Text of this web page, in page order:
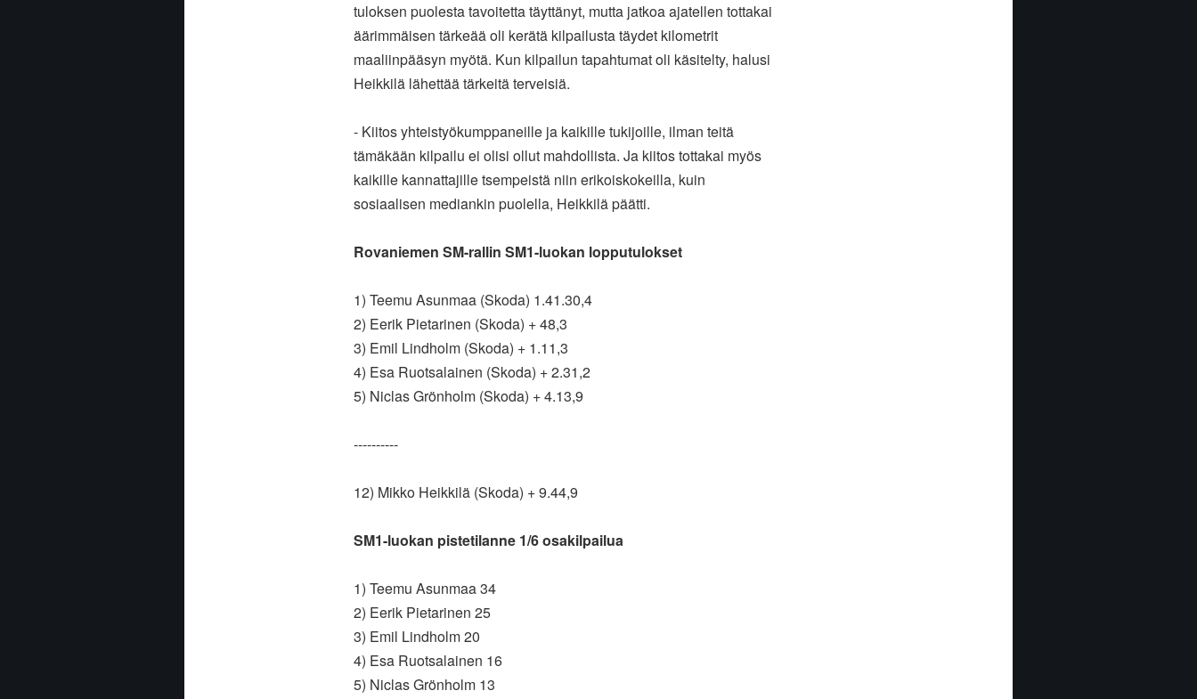
tuloksen puolesta tavoitetta täyttänyt, mutta jatkoa ajatellen tottakai
äärimmäisen tärkeää oli kerätä kilpailusta täydet kilometrit
maaliinpääsyn myötä. Kun kilpailun tapahtumat oli käsitelty, halusi
Heikkilä lähettää tärkeitä terveisiä.
- Kiitos yhteistyökumppaneille ja kaikille tukijoille, ilman teitä
tämäkään kilpailu ei olisi ollut mahdollista. Ja kiitos tottakai myös
kaikille kannattajille tsempeistä niin erikoiskokeilla, kuin
sosiaalisen mediankin puolella, Heikkilä päätti.
Rovaniemen SM-rallin SM1-luokan lopputulokset
1) Teemu Asunmaa (Skoda) 1.41.30,4
2) Eerik Pietarinen (Skoda) + 48,3
3) Emil Lindholm (Skoda) + 1.11,3
4) Esa Ruotsalainen (Skoda) + 2.31,2
5) Niclas Grönholm (Skoda) + 4.13,9
----------
12) Mikko Heikkilä (Skoda) + 9.44,9
SM1-luokan pistetilanne 1/6 osakilpailua
1) Teemu Asunmaa 34
2) Eerik Pietarinen 25
3) Emil Lindholm 20
4) Esa Ruotsalainen 16
5) Niclas Grönholm 13